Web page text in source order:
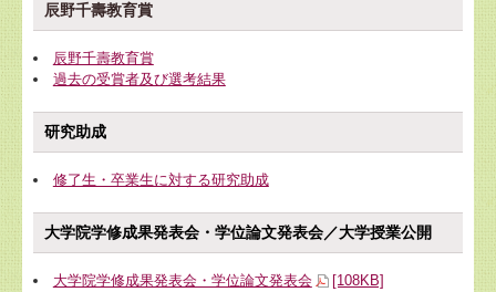
辰野千壽教育賞
辰野千壽教育賞
過去の受賞者及び選考結果
研究助成
修了生・卒業生に対する研究助成
大学院学修成果発表会・学位論文発表会／大学授業公開
大学院学修成果発表会・学位論文発表会
[108KB]